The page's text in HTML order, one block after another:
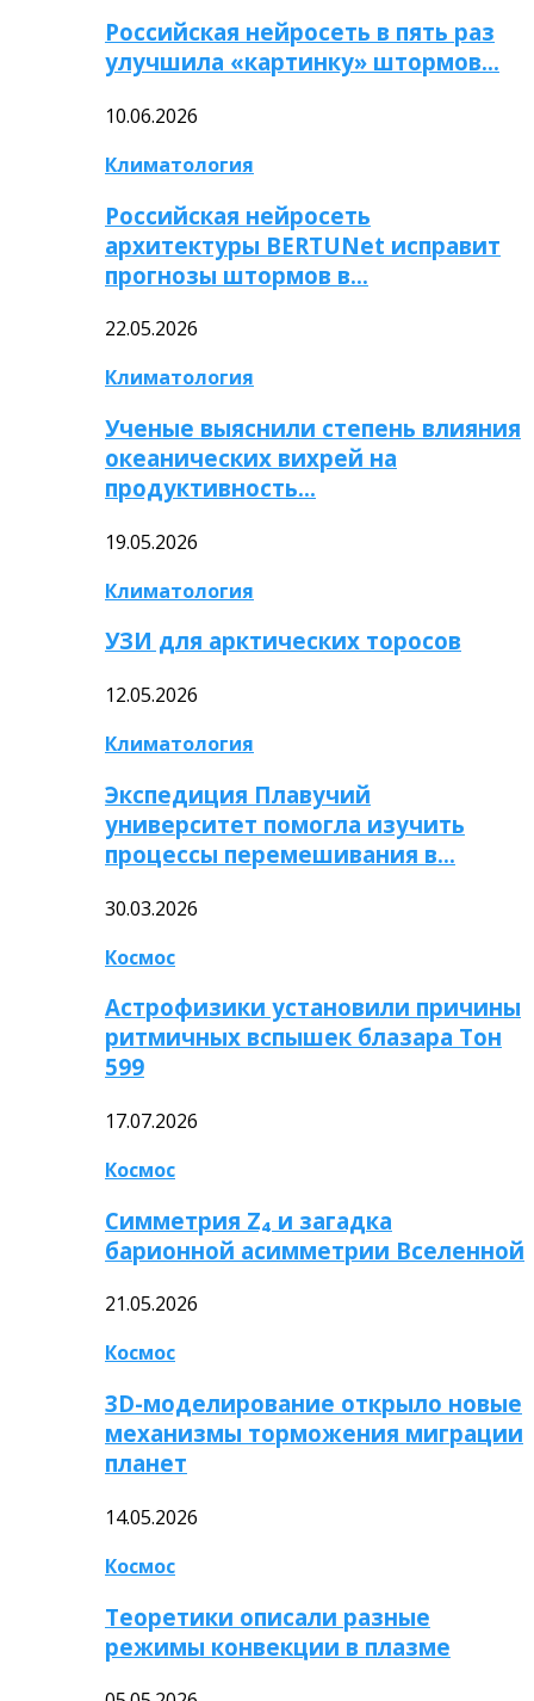
Российская нейросеть в пять раз
улучшила «картинку» штормов…
10.06.2026
Климатология
Российская нейросеть
архитектуры BERTUNet исправит
прогнозы штормов в…
22.05.2026
Климатология
Ученые выяснили степень влияния
океанических вихрей на
продуктивность…
19.05.2026
Климатология
УЗИ для арктических торосов
12.05.2026
Климатология
Экспедиция Плавучий
университет помогла изучить
процессы перемешивания в…
30.03.2026
Космос
Астрофизики установили причины
ритмичных вспышек блазара Тон
599
17.07.2026
Космос
Симметрия Z₄ и загадка
барионной асимметрии Вселенной
21.05.2026
Космос
3D-моделирование открыло новые
механизмы торможения миграции
планет
14.05.2026
Космос
Теоретики описали разные
режимы конвекции в плазме